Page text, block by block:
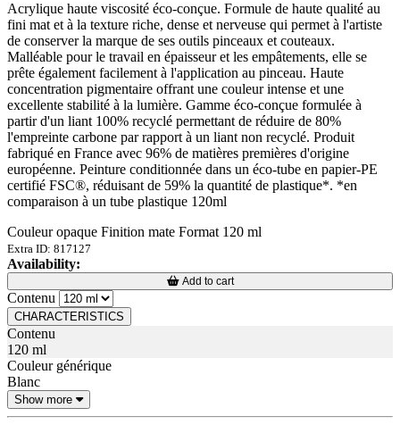
Acrylique haute viscosité éco-conçue. Formule de haute qualité au
fini mat et à la texture riche, dense et nerveuse qui permet à l'artiste
de conserver la marque de ses outils pinceaux et couteaux.
Malléable pour le travail en épaisseur et les empâtements, elle se
prête également facilement à l'application au pinceau. Haute
concentration pigmentaire offrant une couleur intense et une
excellente stabilité à la lumière. Gamme éco-conçue formulée à
partir d'un liant 100% recyclé permettant de réduire de 80%
l'empreinte carbone par rapport à un liant non recyclé. Produit
fabriqué en France avec 96% de matières premières d'origine
européenne. Peinture conditionnée dans un éco-tube en papier-PE
certifié FSC®, réduisant de 59% la quantité de plastique*. *en
comparaison à un tube plastique 120ml
Couleur opaque Finition mate Format 120 ml
Extra ID: 817127
Availability:
Loading...
Loading... Add to cart
Contenu
CHARACTERISTICS
Contenu
120 ml
Couleur générique
Blanc
Show more